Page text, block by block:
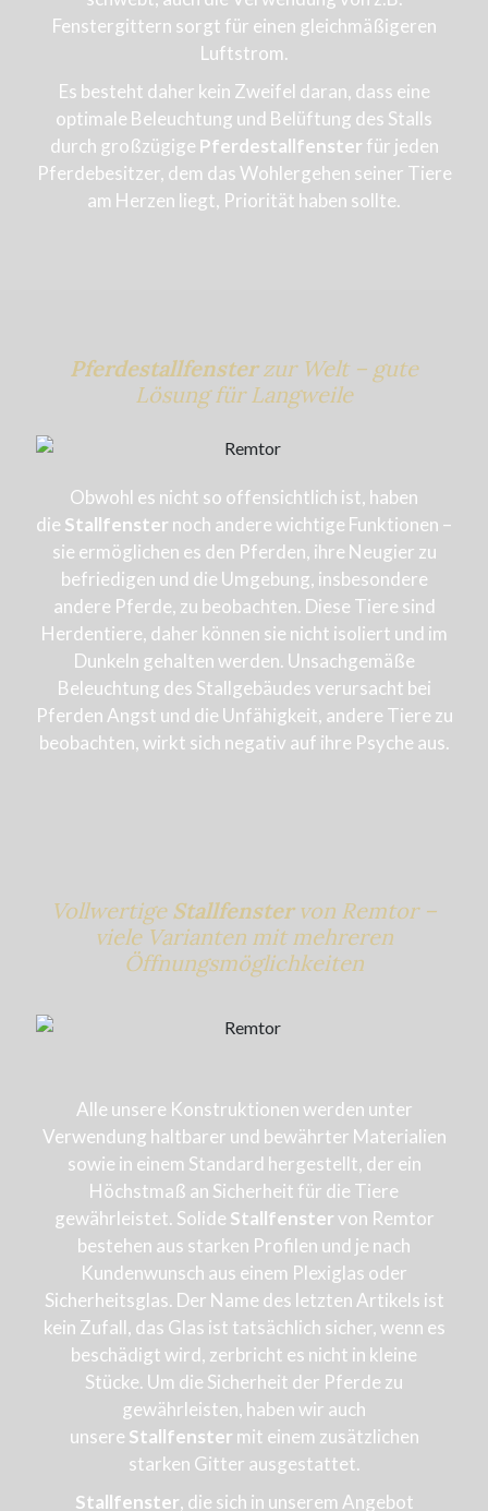
Fenstergittern sorgt für einen gleichmäßigeren
Luftstrom.
Es besteht daher kein Zweifel daran, dass eine
optimale Beleuchtung und Belüftung des Stalls
durch großzügige Pferdestallfenster für jeden
Pferdebesitzer, dem das Wohlergehen seiner Tiere
am Herzen liegt, Priorität haben sollte.
Pferdestallfensterzur Welt – gute
Lösung für Langweile
Obwohl es nicht so offensichtlich ist, haben
die Stallfenster noch andere wichtige Funktionen –
sie ermöglichen es den Pferden, ihre Neugier zu
befriedigen und die Umgebung, insbesondere
andere Pferde, zu beobachten. Diese Tiere sind
Herdentiere, daher können sie nicht isoliert und im
Dunkeln gehalten werden. Unsachgemäße
Beleuchtung des Stallgebäudes verursacht bei
Pferden Angst und die Unfähigkeit, andere Tiere zu
beobachten, wirkt sich negativ auf ihre Psyche aus.
Vollwertige Stallfenstervon Remtor –
viele Varianten mit mehreren
Öffnungsmöglichkeiten
Alle unsere Konstruktionen werden unter
Verwendung haltbarer und bewährter Materialien
sowie in einem Standard hergestellt, der ein
Höchstmaß an Sicherheit für die Tiere
gewährleistet. Solide Stallfenstervon Remtor
bestehen aus starken Profilen und je nach
Kundenwunsch aus einem Plexiglas oder
Sicherheitsglas. Der Name des letzten Artikels ist
kein Zufall, das Glas ist tatsächlich sicher, wenn es
beschädigt wird, zerbricht es nicht in kleine
Stücke. Um die Sicherheit der Pferde zu
gewährleisten, haben wir auch
unsere Stallfenster mit einem zusätzlichen
starken Gitter ausgestattet.
Stallfenster, die sich in unserem Angebot